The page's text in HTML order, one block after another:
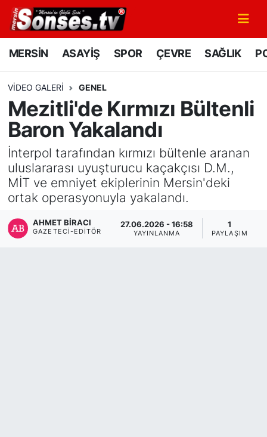
MERSİN ASAYİŞ SPOR ÇEVRE SAĞLIK
VIDEO GALERI GENEL
Mezitli'de Kırmızı Bültenli
Baron Yakalandı
İnterpol tarafından kırmızı bültenle aranan
uluslararası uyuşturucu kaçakçısı D.M.,
MİT ve emniyet ekiplerinin Mersin'deki
ortak operasyonuyla yakalandı.
AHMET BIRACI
GAZETECI-EDITÖR
27.06.2026 - 16:58
YAYINLANMA
1
PAYLAŞIM
MERSİN
SPOR
GÜNÜN MANŞETİ
DÜNYA
KÜLTÜR - SANAT
MAGAZİN
Mersin Nöbetçi Eczaneler
Mersin Namaz Vakitleri
Mersin Trafik Yoğunluk Haritası
Süper Lig Puan Durumu ve Fikstür
Tüm Manşetler
Son Dakika Haberleri